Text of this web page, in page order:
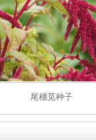
尾穗苋种子